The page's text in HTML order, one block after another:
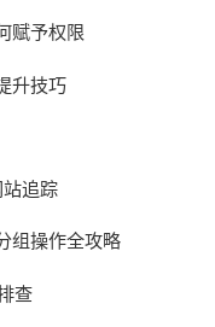
赋予权限
升技巧
追踪
组操作全攻略
查